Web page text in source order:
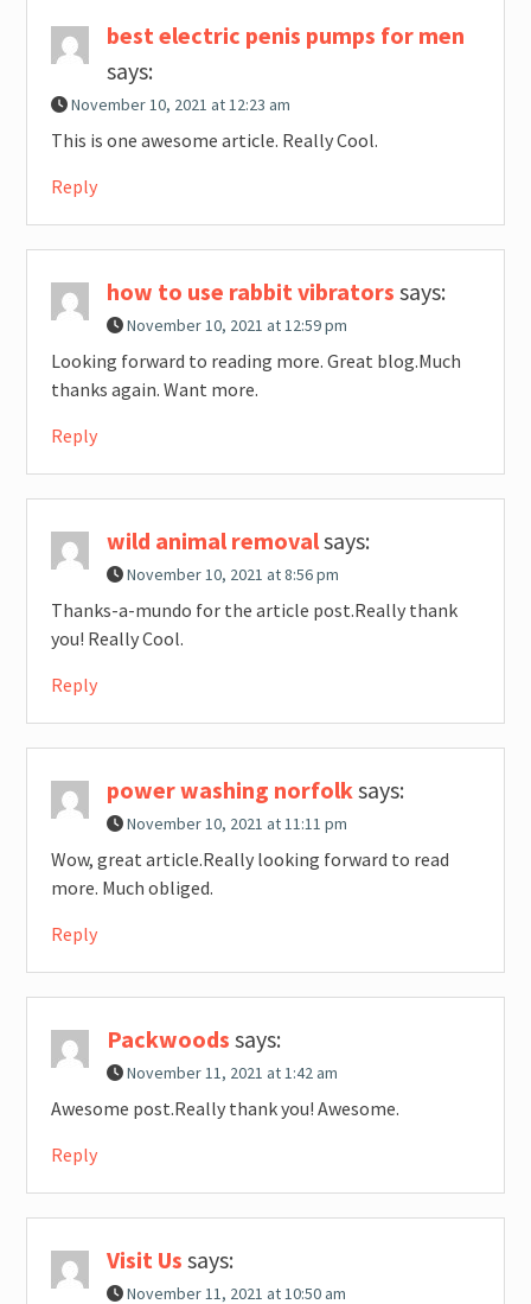
best electric penis pumps for men
says:
November 10, 2021 at 12:23 am
This is one awesome article. Really Cool.
Reply
how to use rabbit vibrators says:
November 10, 2021 at 12:59 pm
Looking forward to reading more. Great blog.Much
thanks again. Want more.
Reply
wild animal removalsays:
November 10, 2021 at 8:56 pm
Thanks-a-mundo for the article post.Really thank
you! Really Cool.
Reply
power washing norfolksays:
November 10, 2021 at 11:11 pm
Wow, great article.Really looking forward to read
more. Much obliged.
Reply
Packwoods says:
November 11, 2021 at 1:42 am
Awesome post.Really thank you! Awesome.
Reply
Visit Us says:
November 11, 2021 at 10:50 am